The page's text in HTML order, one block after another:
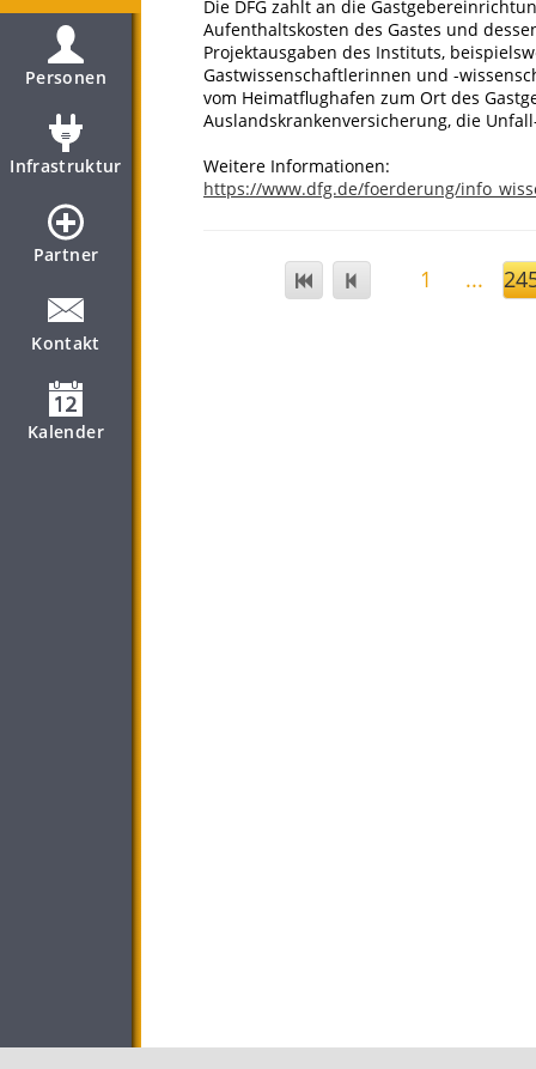
Personen
Infrastruktur
Partner
Kontakt
Kalender
Die DFG zahlt an die
Aufenthaltskosten des Gastes und
Projektausgaben des Instituts,
Gastwissenschaftlerinnen und -
vom Heimatflughafen zum Ort des
Auslandskrankenversicherung, die
Weitere Informationen:
https://www.dfg.de/foerderung/
1 ...